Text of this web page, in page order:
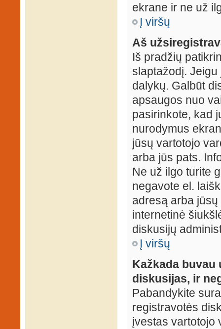
ekrane ir ne už
Į viršų
Aš
Iš pradžių
slaptažodį.
dalykų. Galbūt
apsaugos nuo
pasirinkote, kad
nurodymus
jūsų vartotojo
arba jūs pats.
Ne už ilgo turite
negavote el.
adresą arba
internetinė
diskusijų
Į viršų
Kažkada buvau
diskusijas, ir
Pabandykite
registravotės
įvestas vartotojo